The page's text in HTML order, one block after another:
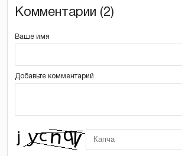
Комментарии (2)
Ваше имя
Добавьте комментарий